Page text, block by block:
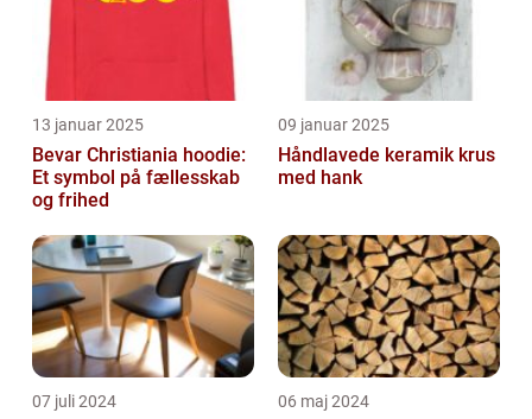
13 januar 2025
Bevar Christiania hoodie:
Et symbol på fællesskab
og frihed
09 januar 2025
Håndlavede keramik krus
med hank
07 juli 2024 06 maj 2024